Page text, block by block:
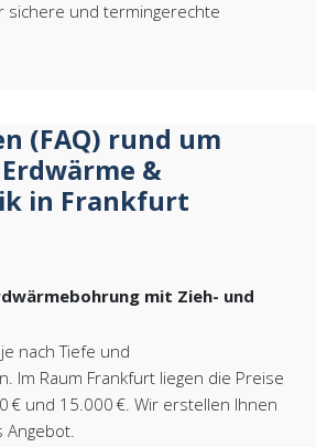
sichere und termingerechte
(FAQ) rund um
&
in Frankfurt
mit Zieh- und
nach Tiefe und
Im Raum Frankfurt liegen die Preise
€ und 15.000 €. Wir erstellen Ihnen
Angebot.